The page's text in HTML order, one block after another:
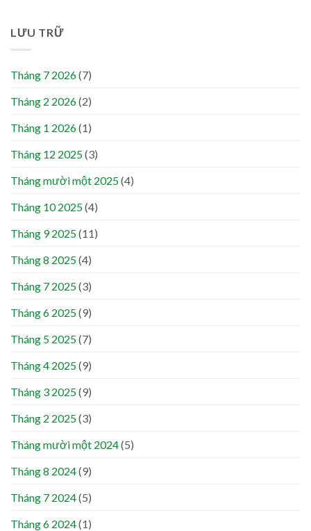
LƯU TRỮ
Tháng 7 2026(7)
Tháng 2 2026(2)
Tháng 1 2026(1)
Tháng 12 2025(3)
Tháng mười một 2025(4)
Tháng 10 2025(4)
Tháng 9 2025(11)
Tháng 8 2025(4)
Tháng 7 2025(3)
Tháng 6 2025(9)
Tháng 5 2025(7)
Tháng 4 2025(9)
Tháng 3 2025(9)
Tháng 2 2025(3)
Tháng mười một 2024(5)
Tháng 8 2024(9)
Tháng 7 2024(5)
Tháng 6 2024(1)